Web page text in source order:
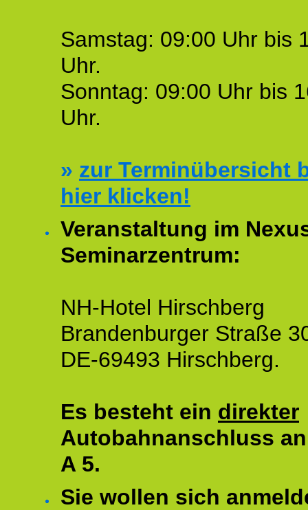
Samstag: 09:00 Uhr bis
Uhr.
Sonntag: 09:00 Uhr bis
Uhr.
» zur Terminübersicht
hier klicken!
Veranstaltung im
Seminarzentrum:
NH-Hotel Hirschberg
Brandenburger Straße
DE-69493 Hirschberg.
Es besteht ein direkter
Autobahnanschluss
A 5.
Sie wollen sich